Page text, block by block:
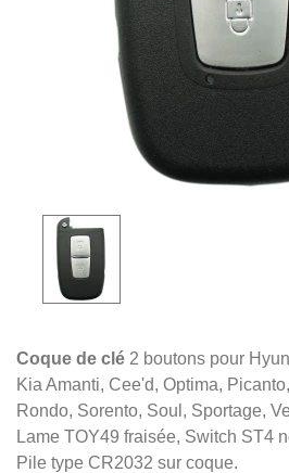
Coque de clé 2 boutons pour
Kia Amanti, Cee'd, Optima,
Rondo, Sorento, Soul, Sportage,
Lame TOY49 fraisée, Switch ST4
Pile type CR2032 sur coque.